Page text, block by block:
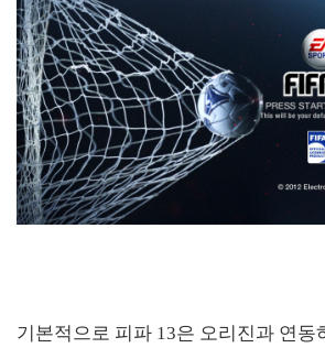
기본적으로 피파 13은 오리진과 연동